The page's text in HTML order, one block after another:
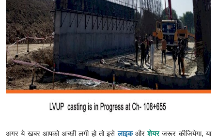
अगर ये खबर आपको अच्छी लगी हो तो इसेलाइकऔरशेयरजरूर कीजियेगा, या